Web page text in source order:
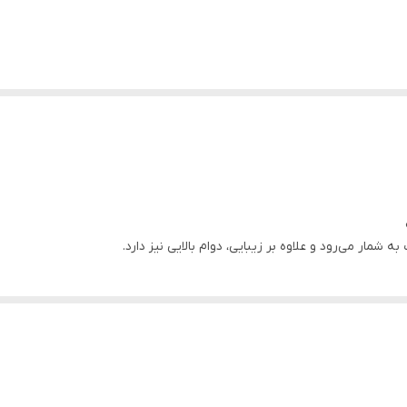
شمار می‌رود و علاوه بر زیبایی، دوام بالایی نیز دارد.
سلیقه مشتری وجود دارد.